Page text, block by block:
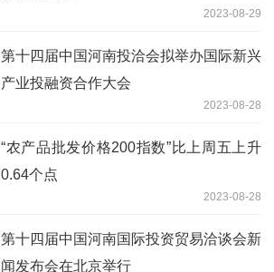
2023-08-29
第十四届中国河南投洽会拟举办国际新兴
产业投融资合作大会
2023-08-28
“农产品批发价格200指数”比上周五上升
0.64个点
2023-08-28
第十四届中国河南国际投资贸易洽谈会新
闻发布会在北京举行